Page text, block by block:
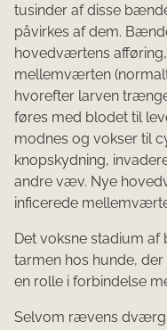
tusinder af disse
påvirkes af dem.
hovedværtens
mellemværten
hvorefter larven
føres med blodet til
modnes og vokser til
knopskydning,
andre væv. Nye
inficerede
Det voksne stadium
tarmen hos hunde,
en rolle i forbindelse
Selvom rævens